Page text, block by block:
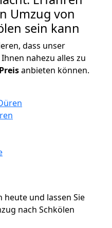
Umzug von
sein kann
dass unser
nahezu alles zu
Preisanbieten können.
heute und lassen Sie
nach Schkölen